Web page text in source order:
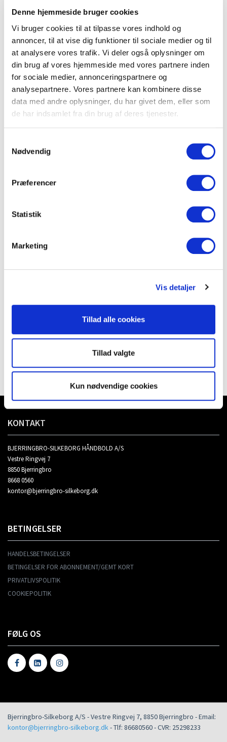
Denne hjemmeside bruger cookies
Vi bruger cookies til at tilpasse vores indhold og
annoncer, til at vise dig funktioner til sociale medier og til
at analysere vores trafik. Vi deler også oplysninger om
din brug af vores hjemmeside med vores partnere inden
for sociale medier, annonceringspartnere og
analysepartnere. Vores partnere kan kombinere disse
data med andre oplysninger, du har givet dem, eller som
de har indsamlet fra din brug af deres tjenester.
Nødvendig
Præferencer
Statistik
Marketing
Vis detaljer
Tillad alle cookies
Tillad valgte
Kun nødvendige cookies
Ståplads (0-6 år) Gratis
*Priser er ekskl. gebyr
Grupper eller Handicappladser
Ved gruppebestilling eller bestilling af handicappladser og billetter
bedes I kontakte Kristoffer Nygaard på forhånd.
Mail: kn@bjerringbro-silkeborg.dk
Tlf.: 2818 6914
Har du en billetkode?
2. Placering
3. Billettype
KONTAKT
BJERRINGBRO-SILKEBORG HÅNDBOLD A/S
Vestre Ringvej 7
8850 Bjerringbro
8668 0560
kontor@bjerringbro-silkeborg.dk
BETINGELSER
HANDELSBETINGELSER
BETINGELSER FOR ABONNEMENT/GEMT KORT
PRIVATLIVSPOLITIK
COOKIEPOLITIK
FØLG OS
Bjerringbro-Silkeborg A/S -Vestre Ringvej 7, 8850Bjerringbro - Email:
kontor@bjerringbro-silkeborg.dk- Tlf: 86680560- CVR: 25298233